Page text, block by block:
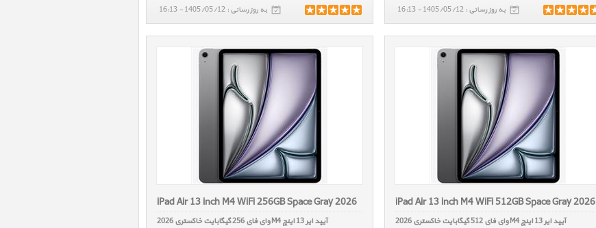
به روز رسانی : 1405/05/12 - 16:13 به روز رسانی : 1405/05/12 - 16:13
iPad Air 13 inch M4 WiFi 512GB Space Gray 2026
آیپد ایر 13 اینچ M4 وای فای 512 گیگابایت خاکستری 2026
iPad Air 13 inch M4 WiFi 256GB Space Gray 2026
آیپد ایر 13 اینچ M4 وای فای 256 گیگابایت خاکستری 2026